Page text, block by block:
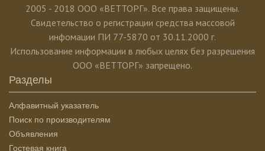
2005 - 2018 ООО «ВЕТТОРГ». Все права защищены.
Свидетельство о регистрации средства массовой
инфомации ПИ 77-5870 от 30.11.2000 г.
Использование информации в любых целях без разрешения
ООО «ВЕТТОРГ» запрещено.
Разделы
Алфавитный указатель
Поиск по производителям
Объявления
Гостевая книга